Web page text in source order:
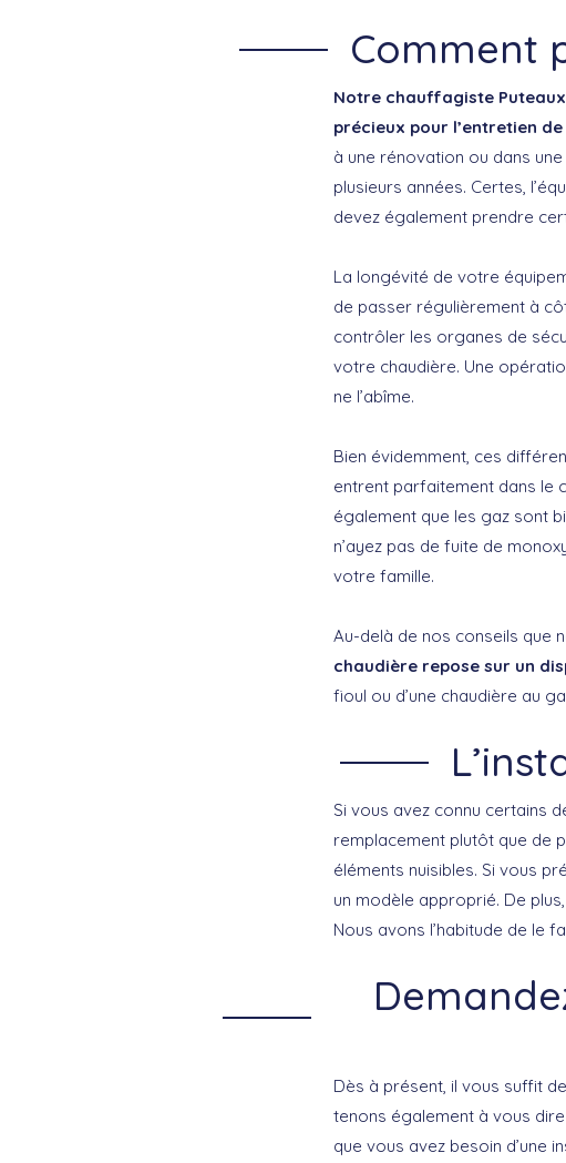
Comment
Notre chauffagiste
précieux pour l’entretien
à une rénovation ou dans
plusieurs années. Certes,
devez également prendre
La longévité de votre
de passer régulièrement à
contrôler les organes de
votre chaudière. Une
ne l’abîme.
Bien évidemment, ces
entrent parfaitement dans le
également que les gaz sont
n’ayez pas de fuite de
votre famille.
Au-delà de nos conseils que
chaudière repose sur un
fioul ou d’une chaudière au
Si vous avez connu certains
remplacement plutôt que de
éléments nuisibles. Si vous
un modèle approprié. De
Nous avons l’habitude de le
Dès à présent, il vous suffit
tenons également à vous
que vous avez besoin d’une